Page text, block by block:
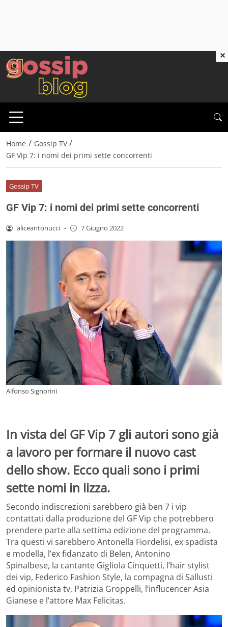
Home / Gossip TV /
GF Vip 7: i nomi dei primi sette concorrenti
Gossip TV
GF Vip 7: i nomi dei primi sette concorrenti
aliceantonucci - 7 Giugno 2022
Alfonso Signorini
In vista del GF Vip 7 gli autori sono già
a lavoro per formare il nuovo cast
dello show. Ecco quali sono i primi
sette nomi in lizza.
Secondo indiscrezioni sarebbero già ben 7 i vip
contattati dalla produzione del GF Vip che potrebbero
prendere parte alla settima edizione del programma.
Tra questi vi sarebbero Antonella Fiordelisi, ex spadista
e modella, l’ex fidanzato di Belen, Antonino
Spinalbese, la cantante Gigliola Cinquetti, l’hair stylist
dei vip, Federico Fashion Style, la compagna di Sallusti
ed opinionista tv, Patrizia Groppelli, l’influcencer Asia
Gianese e l’attore Max Felicitas.
×